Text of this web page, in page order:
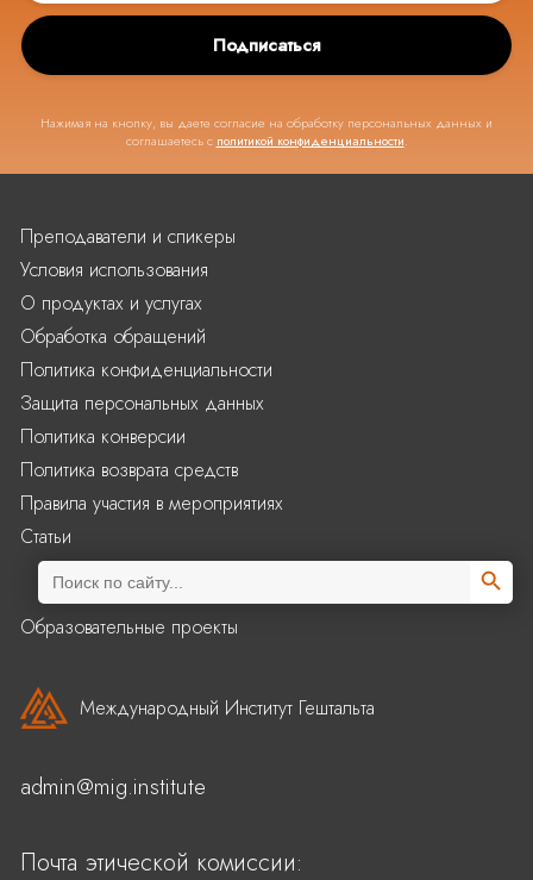
Подписаться
Нажимая на кнопку, вы даете согласие на обработку персональных данных и
соглашаетесь с политикой конфиденциальности.
Образовательные проекты
Преподаватели и спикеры
Условия использования
О продуктах и услугах
Обработка обращений
Политика конфиденциальности
Защита персональных данных
Политика конверсии
Политика возврата средств
Правила участия в мероприятиях
Статьи
Search
for:
Search
Международный Институт Гештальта
admin@mig.institute
Почта этической комиссии: